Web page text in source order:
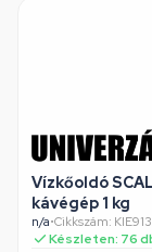
Vízkőoldó
kávégép 1 kg
n/a•Cikkszám: KIE913
Készleten: 76